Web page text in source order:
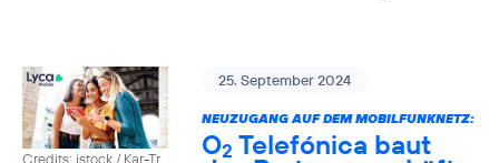
Credits: istock / Kar-Tr
25. September 2024
NEUZUGANG AUF DEM MOBILFUNKNETZ:
O2 Telefónica baut